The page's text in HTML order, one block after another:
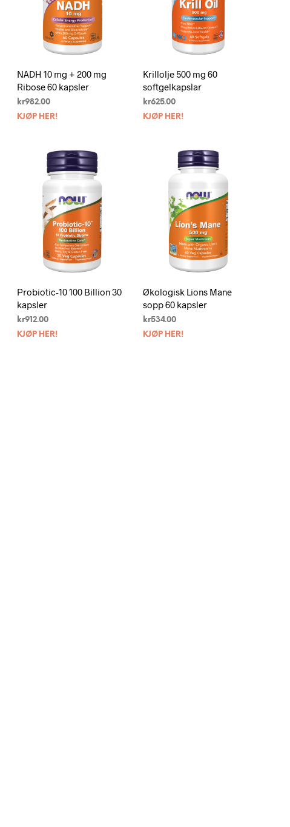
NADH 10 mg + 200 mg
Ribose 60 kapsler
kr982.00
KJØP HER!
Krillolje 500 mg 60
softgelkapslar
kr625.00
KJØP HER!
Probiotic-10 100 Billion 30
kapsler
kr912.00
KJØP HER!
Økologisk Lions Mane
sopp 60 kapsler
kr534.00
KJØP HER!